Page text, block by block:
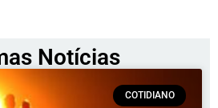
Notícias
COTIDIANO